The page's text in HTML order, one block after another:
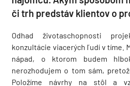
či trh predstáv klientov o
Odhad životaschopnosti
konzultácie viacerých ľudí v tíme.
nápad, o ktorom budem
nerozhodujem o tom sám,
Položíme návrhy na stôl a